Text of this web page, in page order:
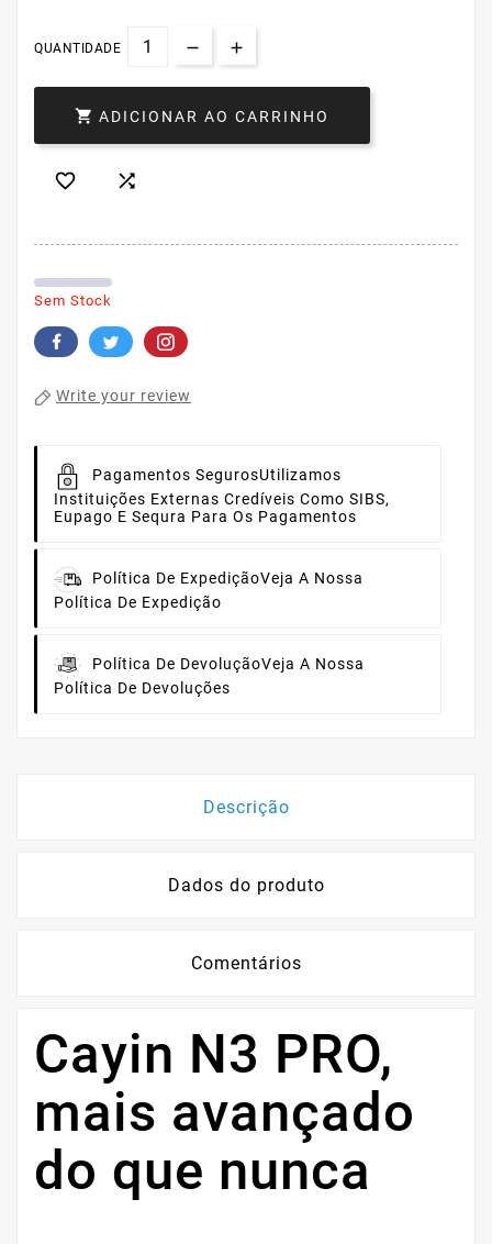
QUANTIDADE
 ADICIONAR AO CARRINHO
 
Sem Stock
Write your review
Pagamentos SegurosUtilizamos
Instituições Externas Credíveis Como SIBS,
Eupago E Sequra Para Os Pagamentos
Política De ExpediçãoVeja A Nossa
Política De Expedição
Política De DevoluçãoVeja A Nossa
Política De Devoluções
Descrição
Dados do produto
Comentários
Cayin N3 PRO,
mais avançado
do que nunca